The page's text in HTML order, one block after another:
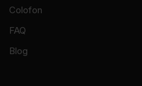
Colofon
FAQ
Blog